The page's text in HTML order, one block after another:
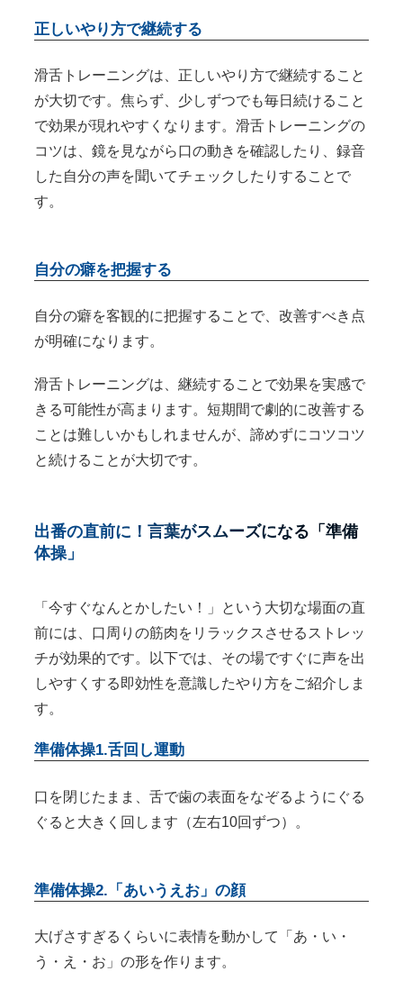
正しいやり方で継続する
滑舌トレーニングは、正しいやり方で継続すること
が大切です。焦らず、少しずつでも毎日続けること
で効果が現れやすくなります。滑舌トレーニングの
コツは、鏡を見ながら口の動きを確認したり、録音
した自分の声を聞いてチェックしたりすることで
す。
自分の癖を把握する
自分の癖を客観的に把握することで、改善すべき点
が明確になります。
滑舌トレーニングは、継続することで効果を実感で
きる可能性が高まります。短期間で劇的に改善する
ことは難しいかもしれませんが、諦めずにコツコツ
と続けることが大切です。
出番の直前に！言葉がスムーズになる「準備
体操」
「今すぐなんとかしたい！」という大切な場面の直
前には、口周りの筋肉をリラックスさせるストレッ
チが効果的です。以下では、その場ですぐに声を出
しやすくする即効性を意識したやり方をご紹介しま
す。
準備体操1.舌回し運動
口を閉じたまま、舌で歯の表面をなぞるようにぐる
ぐると大きく回します（左右10回ずつ）。
準備体操2.「あいうえお」の顔
大げさすぎるくらいに表情を動かして「あ・い・
う・え・お」の形を作ります。